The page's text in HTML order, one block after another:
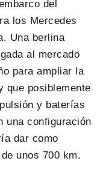
del
los Mercedes
Una berlina
al mercado
para ampliar la
que posiblemente
y baterías
una configuración
dar como
unos 700 km.